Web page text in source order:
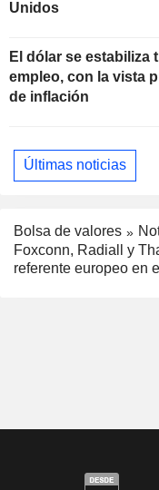
Unidos
El dólar se estabiliza
empleo, con la vista
de inflación
Últimas noticias
Bolsa de valores
Foxconn, Radiall y
referente europeo en